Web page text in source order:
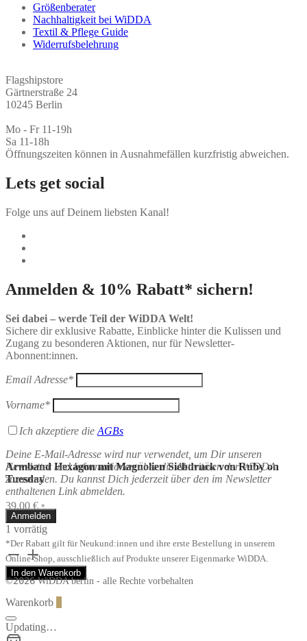
Armband Hexagon mit Magnolien Siebdruck von Ruby on
Tuesday
39,00 € *
1 vorrätig
Armband
Hexagon
mit
Siebdruck
Ruby
In den Warenkorb
Größenberater
Nachhaltigkeit bei WiDDA
Textil & Pflege Guide
Widerrufsbelehrung
Flagshipstore
Gärtnerstraße 24
10245 Berlin
Mo - Fr 11-19h
Sa 11-18h
Öffnungszeiten können in Ausnahmefällen kurzfristig abweichen.
Lets get social
Folge uns auf Deinem liebsten Kanal!
Anmelden & 10% Rabatt* sichern!
Sei dabei – werde Teil der WiDDA Welt!
Sichere dir exklusive Rabatte, Einblicke hinter die Kulissen und
Zugang zu besonderen Aktionen, nur für Newsletter-
Abonnent:innen.
Email Adresse*
Vorname*
Ich akzeptiere die AGBs
Deine E-Mail-Adresse wird nur verwendet, um Dir unseren
Newsletter und Informationen über die Aktivitäten der WiDDA
zuzusenden. Du kannst Dich jederzeit über den im Newsletter
enthaltenen Link abmelden.
*Der Rabatt gilt für Neukund:innen und ihre erste Bestellung in unserem
Online-Shop, ausschließlich auf Produkte unserer Eigenmarke WiDDA.
©2026WiDDA berlin - alle Rechte vorbehalten
Warenkorb
Updating…